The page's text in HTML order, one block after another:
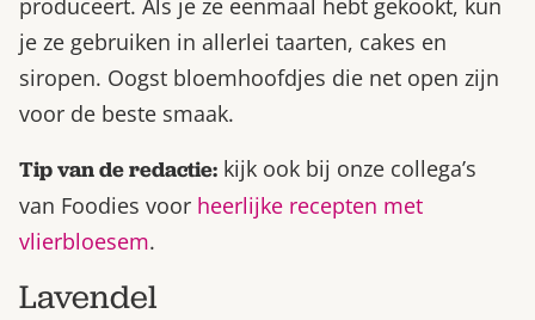
produceert. Als je ze eenmaal hebt gekookt, kun
je ze gebruiken in allerlei taarten, cakes en
siropen. Oogst bloemhoofdjes die net open zijn
voor de beste smaak.
Tip van de redactie: kijk ook bij onze collega’s
van Foodies voor heerlijke recepten met
vlierbloesem.
Lavendel